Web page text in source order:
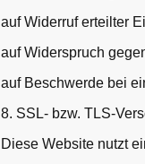
auf Widerruf erteilter
auf Widerspruch
auf Beschwerde bei
8. SSL- bzw. TLS-
Diese Website nutzt